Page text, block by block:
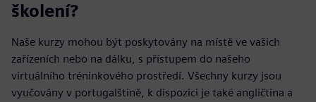
školení?
Naše kurzy mohou být poskytovány na místě ve vašich
zařízeních nebo na dálku, s přístupem do našeho
virtuálního tréninkového prostředí. Všechny kurzy jsou
vyučovány v portugalštině, k dispozici je také angličtina a